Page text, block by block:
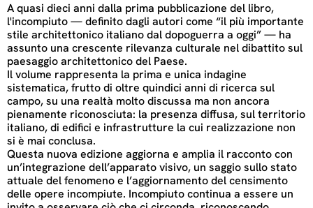
A quasi dieci anni dalla prima pubblicazione del libro,
l'incompiuto — definito dagli autori come “il più importante
stile architettonico italiano dal dopoguerra a oggi” — ha
assunto una crescente rilevanza culturale nel dibattito sul
paesaggio architettonico del Paese.
Il volume rappresenta la prima e unica indagine
sistematica, frutto di oltre quindici anni di ricerca sul
campo, su una realtà molto discussa ma non ancora
pienamente riconosciuta: la presenza diffusa, sul territorio
italiano, di edifici e infrastrutture la cui realizzazione non
si è mai conclusa.
Questa nuova edizione aggiorna e amplia il racconto con
un’integrazione dell’apparato visivo, un saggio sullo stato
attuale del fenomeno e l’aggiornamento del censimento
delle opere incompiute. Incompiuto continua a essere un